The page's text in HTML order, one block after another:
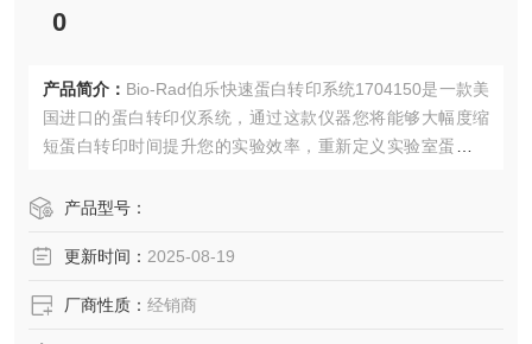
0
产品简介： Bio-Rad伯乐快速蛋白转印系统1704150是一款美
国进口的蛋白转印仪系统，通过这款仪器您将能够大幅度缩
短蛋白转印时间提升您的实验效率，重新定义实验室蛋白转
的话点击进入网页一起来看看这款仪器规格参数，并给我们
产品型号：
更新时间： 2025-08-19
厂商性质： 经销商